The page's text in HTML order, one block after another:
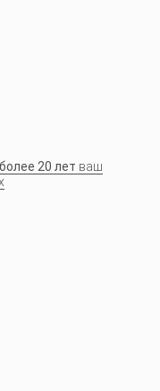
20 лет ваш